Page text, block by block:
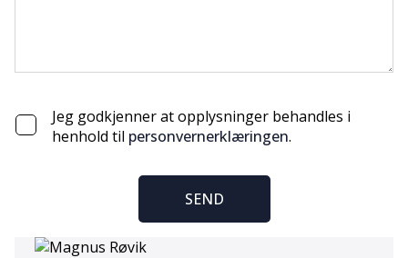
Jeg godkjenner at opplysninger behandles i
henhold til personvernerklæringen.
SEND